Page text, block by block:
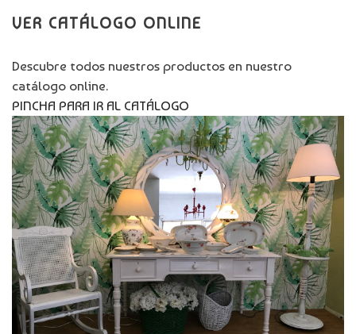
VER CATÁLOGO ONLINE
Descubre todos nuestros productos en nuestro
catálogo online.
PINCHA PARA IR AL CATÁLOGO